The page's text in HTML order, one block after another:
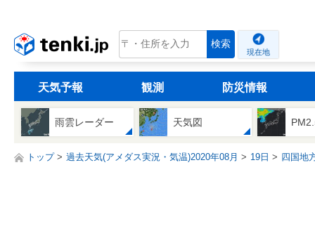
tenki.jp 検索
現在地
天気予報 観測 防災情報
雨雲レーダー 天気図
トップ 過去天気(アメダス実況・気温)2020年08月 19日 四国地